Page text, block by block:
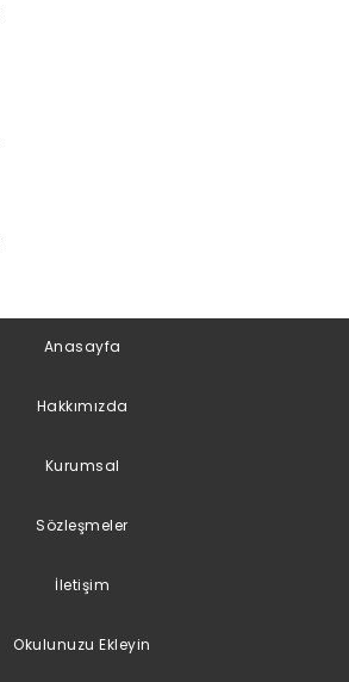
Anasayfa
Hakkımızda
Kurumsal
Sözleşmeler
İletişim
Okulunuzu Ekleyin